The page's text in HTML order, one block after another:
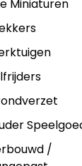
Miniaturen
/